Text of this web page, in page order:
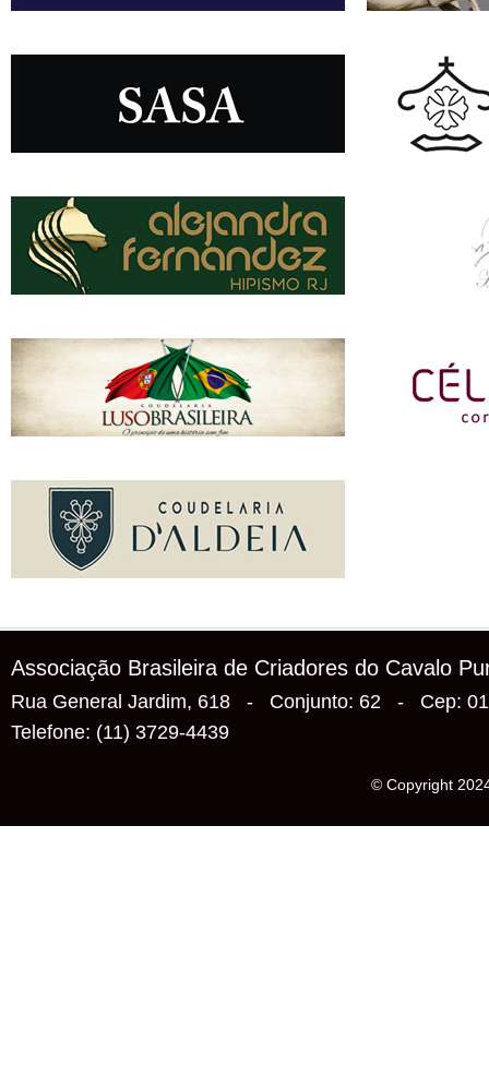
Associação Brasileira de Criadores do Cavalo
Rua General Jardim, 618 - Conjunto: 62 - Cep:
Telefone: (11) 3729-4439
© Copyright